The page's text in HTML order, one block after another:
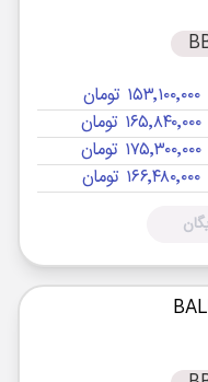
۱۵۳٬۱۰۰٬۰۰۰ تومان
۱۶۵٬۸۴۰٬۰۰۰ تومان
۱۷۵٬۳۰۰٬۰۰۰ تومان
۱۶۶٬۴۸۰٬۰۰۰ تومان